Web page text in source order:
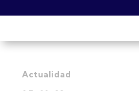
Actualidad